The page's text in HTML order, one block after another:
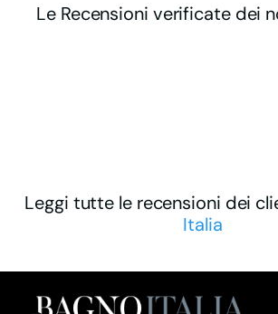
Le Recensioni verificate dei
Leggi tutte le recensioni dei
Italia